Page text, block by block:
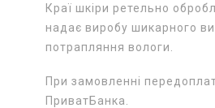
Краї шкіри ретельно
надає виробу шикарного
потрапляння вологи.
При замовленні
ПриватБанка.